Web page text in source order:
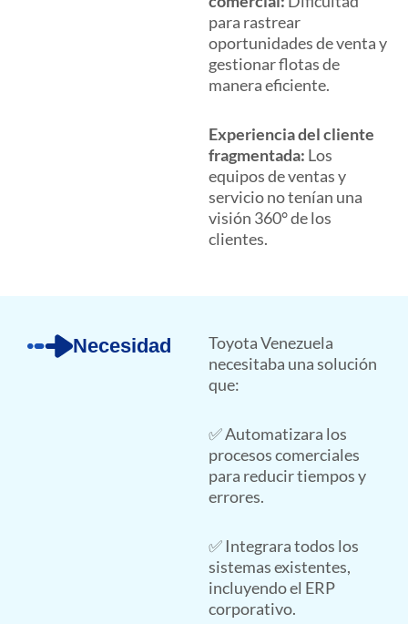
para rastrear
oportunidades de venta y
gestionar flotas de
manera eficiente.
Experiencia del cliente
fragmentada: Los
equipos de ventas y
servicio no tenían una
visión 360° de los
clientes.
Necesidad
Toyota Venezuela
necesitaba una solución
que:
✅ Automatizara los
procesos comerciales
para reducir tiempos y
errores.
✅ Integrara todos los
sistemas existentes,
incluyendo el ERP
corporativo.